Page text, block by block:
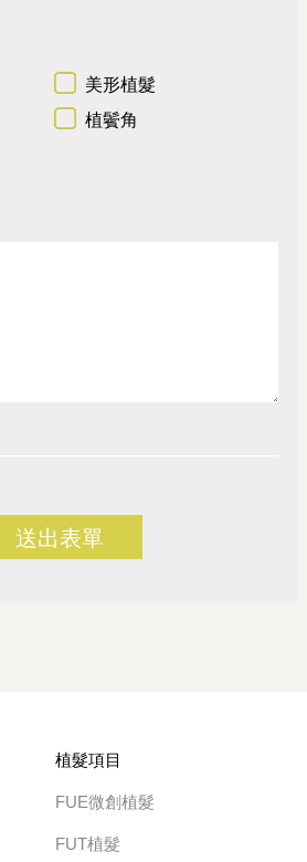
美形植髮
植鬢角
送出表單
植髮項目
FUE微創植髮
FUT植髮